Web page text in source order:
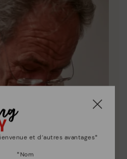
et d’autres avantages*
*Nom